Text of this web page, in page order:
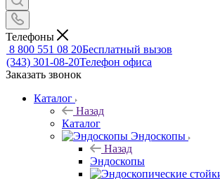
Телефоны
8 800 551 08 20Бесплатный вызов
(343) 301-08-20Телефон офиса
Заказать звонок
Каталог
Назад
Каталог
Эндоскопы
Назад
Эндоскопы